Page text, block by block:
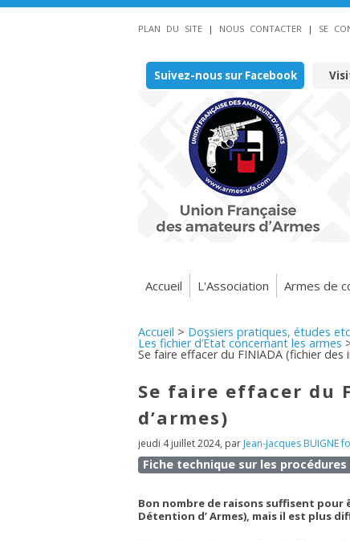
PLAN DU SITE | NOUS CONTACTER | SE
Suivez-nous sur Facebook
Accueil L'Association Armes de
Accueil > Dossiers pratiques, études
Les fichier d’État concernant les armes
Se faire effacer du FINIADA (fichier des
Se faire effacer du
d’armes)
jeudi 4 juillet 2024, par Jean-Jacques BUIGNE
Fiche technique sur les procédures
Bon nombre de raisons suffisent pour
Détention d’ Armes), mais il est plus